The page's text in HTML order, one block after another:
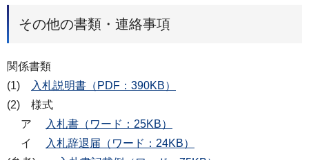
その他の書類・連絡事項
関係書類
(1)
入札説明書（PDF：390KB）
(2) 様式
ア
入札書（ワード：25KB）
イ
入札辞退届（ワード：24KB）